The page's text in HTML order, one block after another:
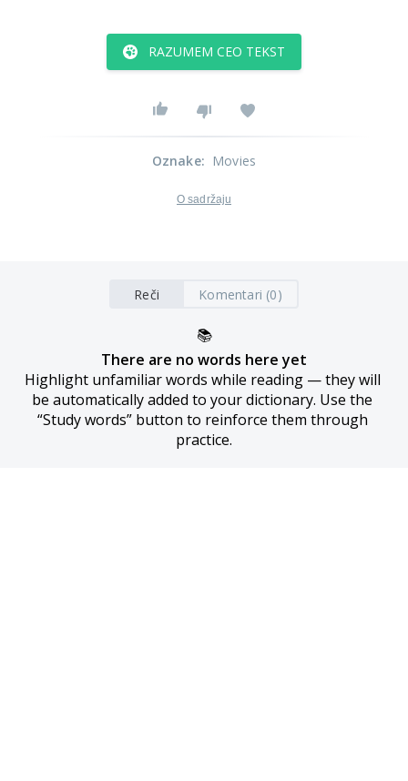
RAZUMEM CEO TEKST
Oznake: Movies
O sadržaju
Reči Komentari (0)
📚
There are no words here yet
Highlight unfamiliar words while reading — they will
be automatically added to your dictionary. Use the
“Study words” button to reinforce them through
practice.